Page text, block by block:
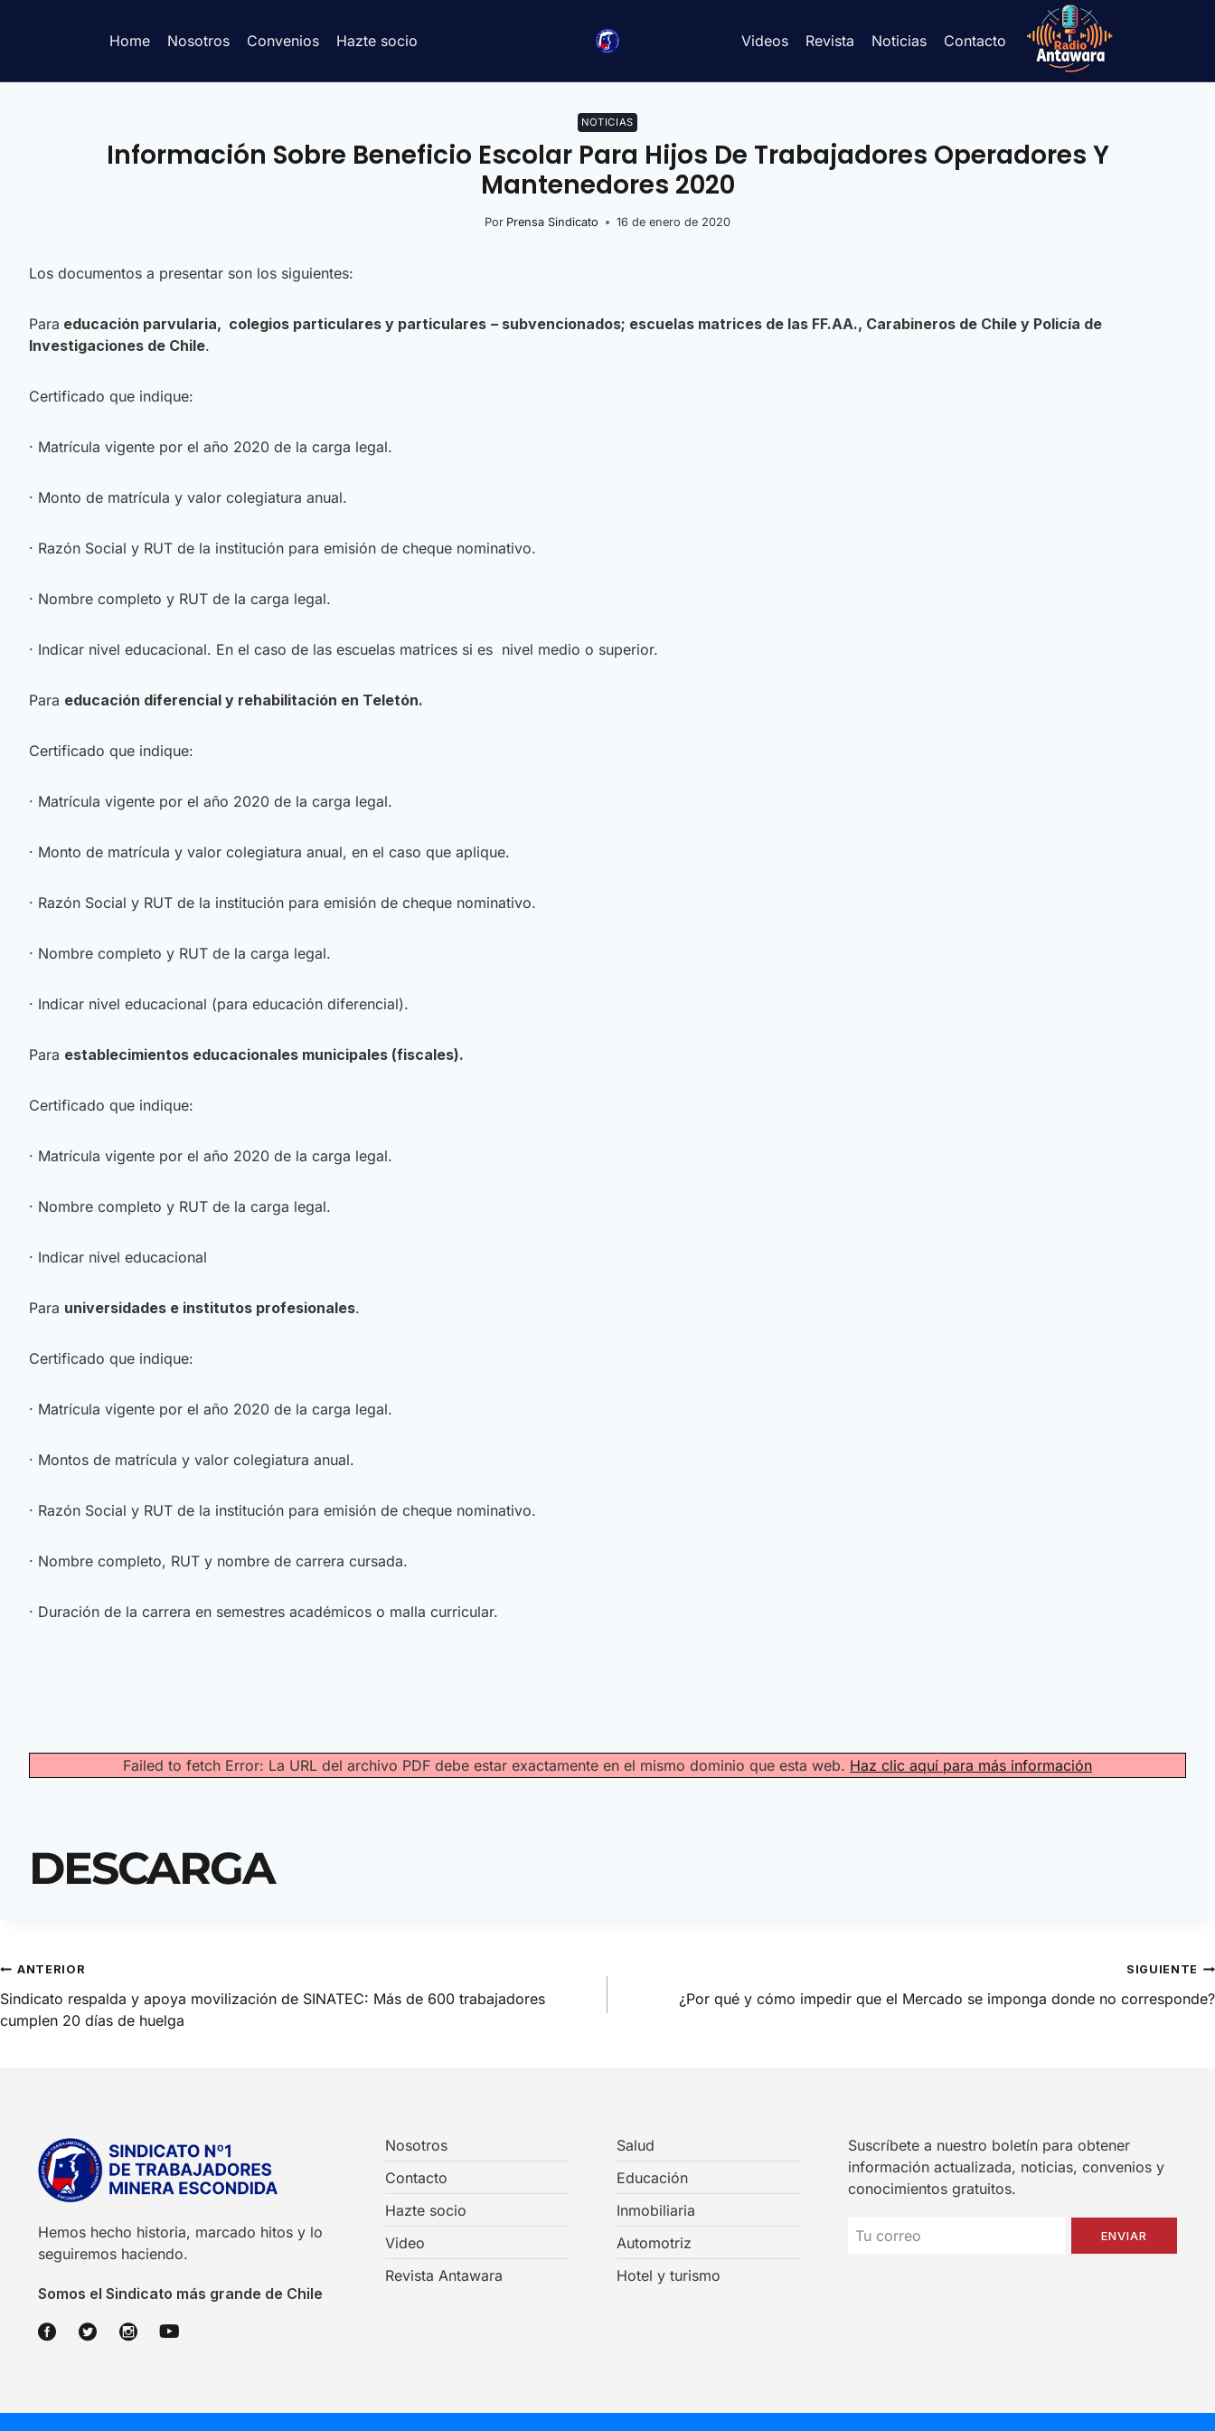
Home Nosotros Convenios Hazte socio Videos Revista Noticias Contacto
NOTICIAS
Información Sobre Beneficio Escolar Para Hijos De Trabajadores Operadores Y
Mantenedores 2020
Por Prensa Sindicato 16 de enero de 2020
Los documentos a presentar son los siguientes:
Para educación parvularia, colegios particulares y particulares – subvencionados; escuelas matrices de las FF.AA., Carabineros de Chile y Policía de
Investigaciones de Chile.
Certificado que indique:
· Matrícula vigente por el año 2020 de la carga legal.
· Monto de matrícula y valor colegiatura anual.
· Razón Social y RUT de la institución para emisión de cheque nominativo.
· Nombre completo y RUT de la carga legal.
· Indicar nivel educacional. En el caso de las escuelas matrices si es nivel medio o superior.
Para educación diferencial y rehabilitación en Teletón.
Certificado que indique:
· Matrícula vigente por el año 2020 de la carga legal.
· Monto de matrícula y valor colegiatura anual, en el caso que aplique.
· Razón Social y RUT de la institución para emisión de cheque nominativo.
· Nombre completo y RUT de la carga legal.
· Indicar nivel educacional (para educación diferencial).
Para establecimientos educacionales municipales (fiscales).
Certificado que indique:
· Matrícula vigente por el año 2020 de la carga legal.
· Nombre completo y RUT de la carga legal.
· Indicar nivel educacional
Para universidades e institutos profesionales.
Certificado que indique:
· Matrícula vigente por el año 2020 de la carga legal.
· Montos de matrícula y valor colegiatura anual.
· Razón Social y RUT de la institución para emisión de cheque nominativo.
· Nombre completo, RUT y nombre de carrera cursada.
· Duración de la carrera en semestres académicos o malla curricular.
Failed to fetch Error: La URL del archivo PDF debe estar exactamente en el mismo dominio que esta web. Haz clic aquí para más información
DESCARGA
ANTERIOR
Sindicato respalda y apoya movilización de SINATEC: Más de 600 trabajadores
cumplen 20 días de huelga
SIGUIENTE
¿Por qué y cómo impedir que el Mercado se imponga donde no corresponde?
Hemos hecho historia, marcado hitos y lo
seguiremos haciendo.
Somos el Sindicato más grande de Chile
Nosotros
Contacto
Hazte socio
Video
Revista Antawara
Salud
Educación
Inmobiliaria
Automotriz
Hotel y turismo
Suscríbete a nuestro boletín para obtener
información actualizada, noticias, convenios y
conocimientos gratuitos.
ENVIAR